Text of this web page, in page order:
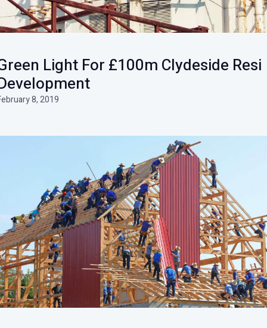
Light For £100m Clydeside Resi
8, 2019